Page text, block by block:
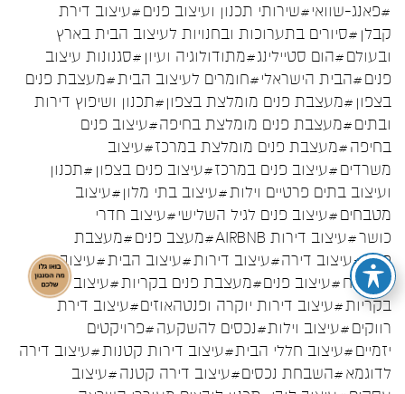
#פאנג-שוואי#שירותי תכנון ועיצוב פנים#עיצוב דירת
קבלן #סיורים בתערוכות ובחנויות לעיצוב הבית בארץ
ובעולם#הום סטיילינג#מתודולוגיה ועיון #סגנונות עיצוב
פנים#הבית הישראלי#חומרים לעיצוב הבית#מעצבת פנים
בצפון #מעצבת פנים מומלצת בצפון#תכנון ושיפוץ דירות
ובתים#מעצבת פנים מומלצת בחיפה#עיצוב פנים
בחיפה#מעצבת פנים מומלצת במרכז#עיצוב
משרדים#עיצוב פנים במרכז#עיצוב פנים בצפון #תכנון
ועיצוב בתים פרטיים וילות#עיצוב בתי מלון#עיצוב
מטבחים#עיצוב פנים לגיל השלישי#עיצוב חדרי
כושר#עיצוב דירות AIRBNB #מעצב פנים#מעצבת
פנים#עיצוב דירה#עיצוב דירות#עיצוב הבית#עיצוב
המטבח#עיצוב פנים#מעצבת פנים בקריות#עיצוב פנים
בקריות#עיצוב דירות יוקרה ופנטהאוזים#עיצוב דירת
רווקים#עיצוב וילות#נכסים להשקעה#פרויקטים
יזמיים#עיצוב חללי הבית#עיצוב דירות קטנות#עיצוב דירה
לדוגמא#השבחת נכסים#עיצוב דירה קטנה#עיצוב